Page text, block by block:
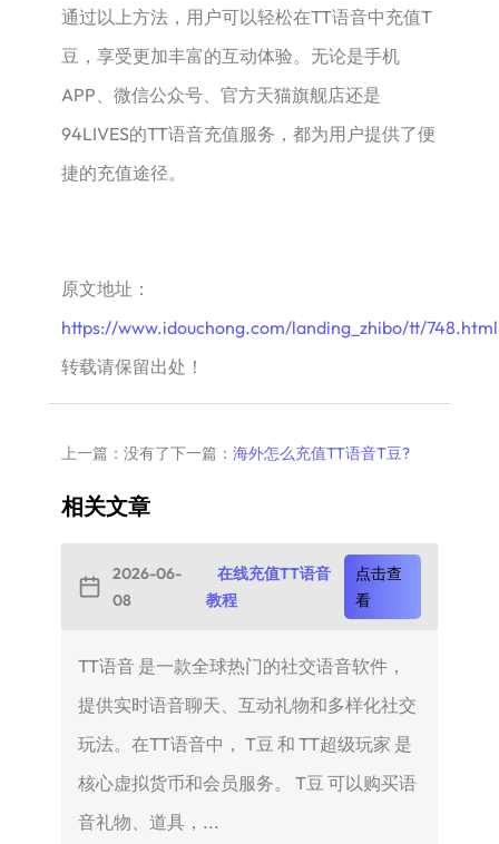
通过以上方法，用户可以轻松在TT语音中充值T
豆，享受更加丰富的互动体验。无论是手机
APP、微信公众号、官方天猫旗舰店还是
94LIVES的TT语音充值服务，都为用户提供了便
捷的充值途径。
原文地址：
https://www.idouchong.com/landing_zhibo/tt/748.html
转载请保留出处！
上一篇：没有了下一篇： 海外怎么充值TT语音T豆?
相关文章
2026-06-
08
在线充值TT语音
教程
点击查
看
TT语音 是一款全球热门的社交语音软件，
提供实时语音聊天、互动礼物和多样化社交
玩法。在TT语音中， T豆 和 TT超级玩家 是
核心虚拟货币和会员服务。 T豆 可以购买语
音礼物、道具，...